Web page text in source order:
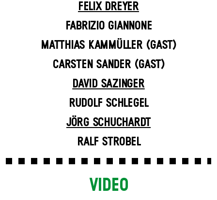
FELIX DREYER
FABRIZIO GIANNONE
MATTHIAS KAMMÜLLER (GAST)
CARSTEN SANDER (GAST)
DAVID SAZINGER
RUDOLF SCHLEGEL
JÖRG SCHUCHARDT
RALF STROBEL
VIDEO